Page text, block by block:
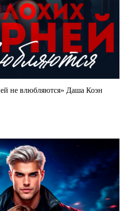
не влюбляются» Даша Коэн